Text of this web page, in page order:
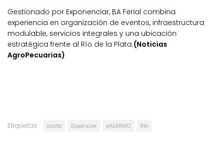
Gestionado por Exponenciar, BA Ferial combina
experiencia en organización de eventos, infraestructura
modulable, servicios integrales y una ubicación
estratégica frente al Río de la Plata.(Noticias
AgroPecuarias)
Etiquetas: costa Exponciar pALERMO Río